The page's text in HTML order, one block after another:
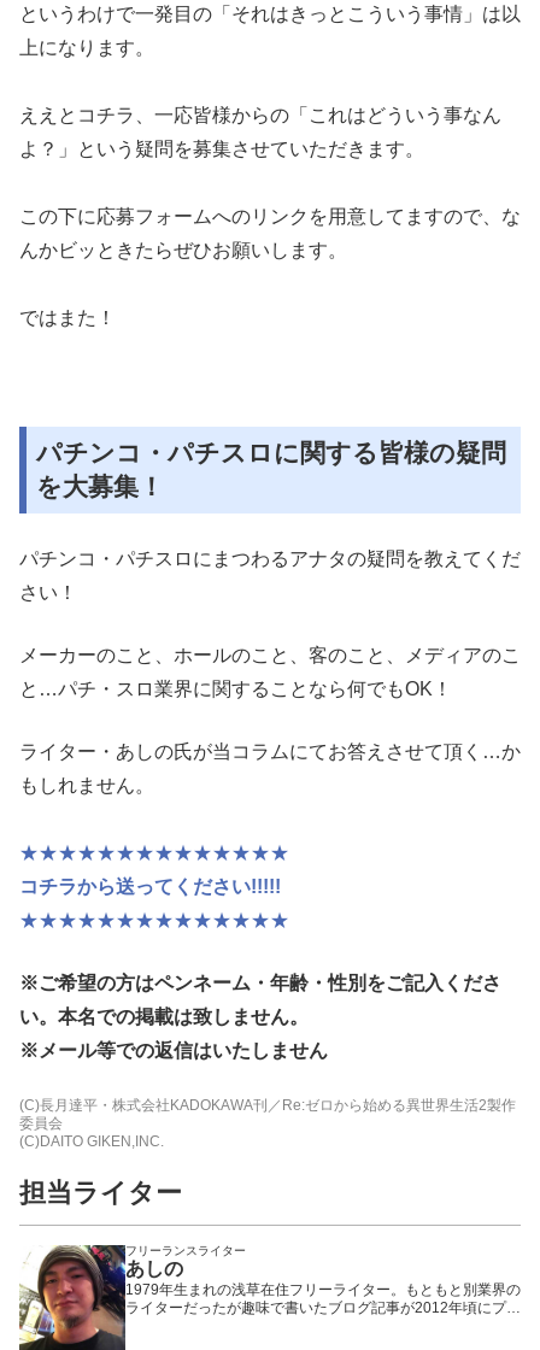
というわけで一発目の「それはきっとこういう事情」は以
上になり ます。
ええとコチラ、一応皆様からの 「これはどういう事なん
よ？」という疑問を募集させていただきます。
この下に応募フォームへのリンクを用意してますので、な
んかビッ ときたらぜひお願いします。
ではまた！
パチンコ・パチスロに関する皆様の疑問
を大募集！
パチンコ・パチスロにまつわるアナタの疑問を教えてくだ
さい！
メーカーのこと、ホールのこと、客のこと、メディアのこ
と…パチ・スロ業界に関することなら何でもOK！
ライター・あしの氏が当コラムにてお答えさせて頂く…か
もしれません。
★★★★★★★★★★★★★★
コチラから送ってください!!!!!
★★★★★★★★★★★★★★
※ご希望の方はペンネーム・年齢・性別 をご記入くださ
い。本名での掲載は致しません。
※メール等での返信はいたしません
(C)長月達平・株式会社KADOKAWA刊／Re:ゼロから始める異世界生活2製作
委員会
(C)DAITO GIKEN,INC.
担当ライター
フリーランスライター
あしの
1979年生まれの浅草在住フリーライター。もともと別業界の
ライターだったが趣味で書いたブログ記事が2012年頃にプチ